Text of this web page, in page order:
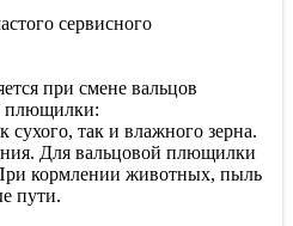
сервисного
при смене вальцов
плющилки:
сухого, так и влажного зерна.
Для вальцовой плющилки
кормлении животных, пыль
пути.